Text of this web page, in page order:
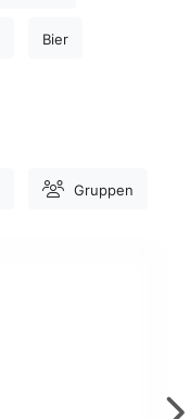
Bier
Gruppen